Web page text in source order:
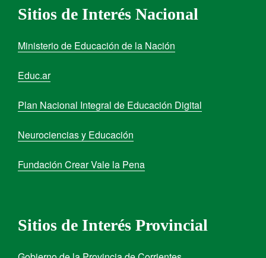
Sitios de Interés Nacional
Ministerio de Educación de la Nación
Educ.ar
Plan Nacional Integral de Educación Digital
Neurociencias y Educación
Fundación Crear Vale la Pena
Sitios de Interés Provincial